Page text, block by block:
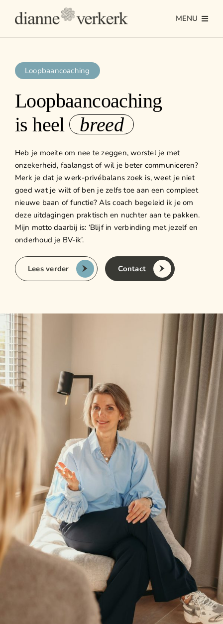
MENU
Re-integreren na kanker
Online programma: Na de Witte Jassen
Loopbaancoaching
HR-ondersteuning
Mijn verhaal
Updates
Events
Loopbaancoaching
Loopbaancoaching
is heel breed
Heb je moeite om nee te zeggen, worstel je met
onzekerheid, faalangst of wil je beter communiceren?
Merk je dat je werk-privébalans zoek is, weet je niet
goed wat je wilt of ben je zelfs toe aan een compleet
nieuwe baan of functie? Als coach begeleid ik je om
deze uitdagingen praktisch en nuchter aan te pakken.
Mijn motto daarbij is: ‘Blijf in verbinding met jezelf en
onderhoud je BV-ik’.
Lees verder Contact